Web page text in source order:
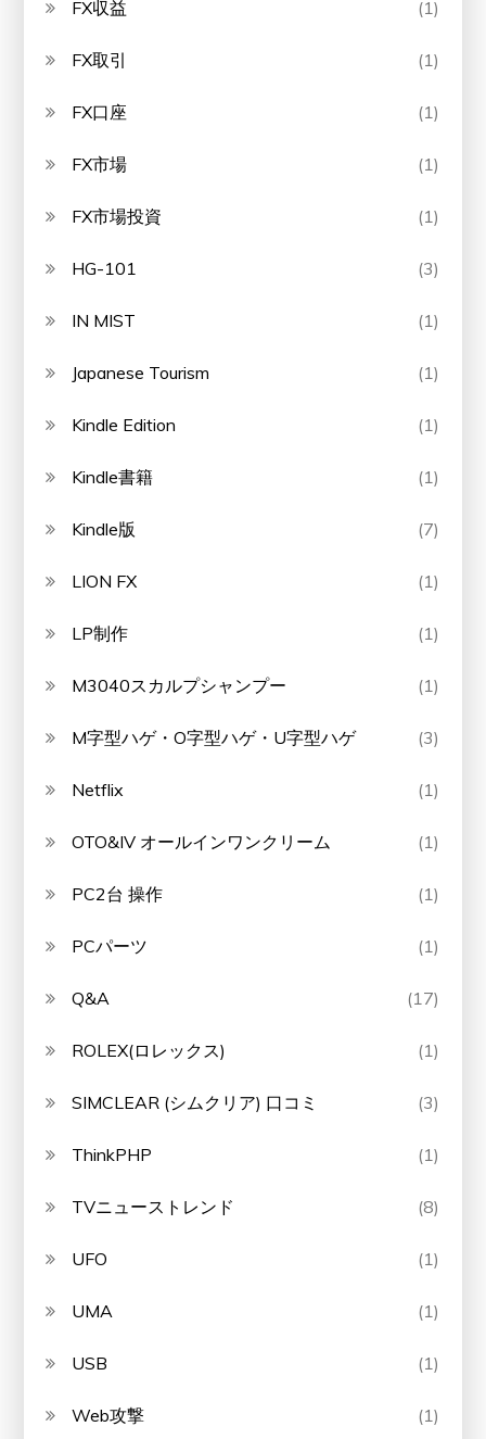
FX収益 (1)
FX取引 (1)
FX口座 (1)
FX市場 (1)
FX市場投資 (1)
HG-101 (3)
IN MIST (1)
Japanese Tourism (1)
Kindle Edition (1)
Kindle書籍 (1)
Kindle版 (7)
LION FX (1)
LP制作 (1)
M3040スカルプシャンプー (1)
M字型ハゲ・O字型ハゲ・U字型ハゲ (3)
Netflix (1)
OTO&IV オールインワンクリーム (1)
PC2台 操作 (1)
PCパーツ (1)
Q&A (17)
ROLEX(ロレックス) (1)
SIMCLEAR (シムクリア) 口コミ (3)
ThinkPHP (1)
TVニューストレンド (8)
UFO (1)
UMA (1)
USB (1)
Web攻撃 (1)